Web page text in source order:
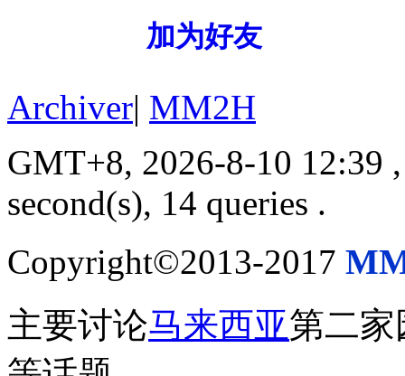
加为好友
Archiver| MM2H
GMT+8, 2026-8-10 12:39
second(s), 14 queries .
Copyright©2013-2017
主要讨论马来西亚第二